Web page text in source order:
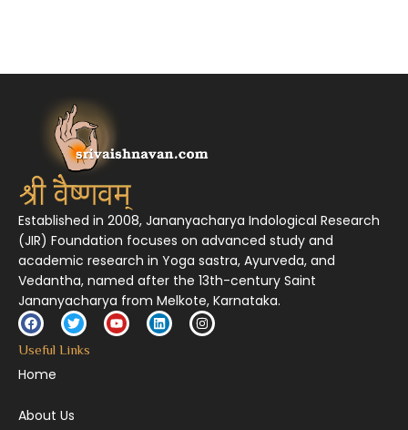
Established in 2008, Jananyacharya Indological Research
(JIR) Foundation focuses on advanced study and
academic research in Yoga sastra, Ayurveda, and
Vedantha, named after the 13th-century Saint
Jananyacharya from Melkote, Karnataka.
Useful Links
Home
About Us